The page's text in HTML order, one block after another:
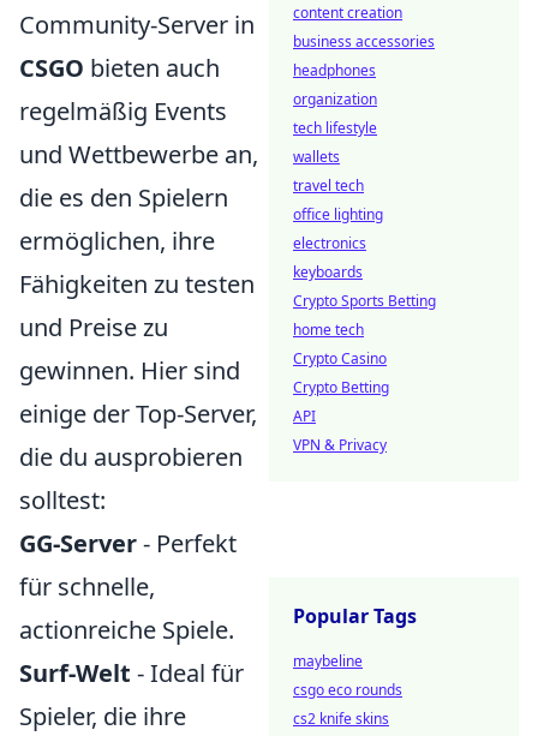
Community-Server in
CSGO bieten auch
regelmäßig Events
und Wettbewerbe an,
die es den Spielern
ermöglichen, ihre
Fähigkeiten zu testen
und Preise zu
gewinnen. Hier sind
einige der Top-Server,
die du ausprobieren
solltest:
GG-Server- Perfekt
für schnelle,
actionreiche Spiele.
Surf-Welt - Ideal für
Spieler, die ihre
content creation
business accessories
headphones
organization
tech lifestyle
wallets
travel tech
office lighting
electronics
keyboards
Crypto Sports Betting
home tech
Crypto Casino
Crypto Betting
API
VPN & Privacy
Popular Tags
maybeline
csgo eco rounds
cs2 knife skins